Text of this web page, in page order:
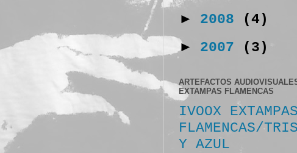
► 2008 (4)
► 2007 (3)
ARTEFACTOS
EXTAMPAS FLAMENCAS
IVOOX
FLAMENCAS/
Y AZUL